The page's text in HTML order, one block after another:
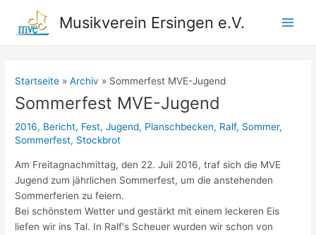
springen
Musikverein Ersingen e.V.
Startseite Archiv Sommerfest MVE-Jugend
Sommerfest MVE-Jugend
2016, Bericht, Fest,Jugend, Planschbecken, Ralf, Sommer,
Sommerfest, Stockbrot
Am Freitagnachmittag, den 22. Juli 2016, traf sich die MVE
Jugend zum jährlichen Sommerfest, um die anstehenden
Sommerferien zu feiern.
Bei schönstem Wetter und gestärkt mit einem leckeren Eis
liefen wir ins Tal. In Ralf‘s Scheuer wurden wir schon von